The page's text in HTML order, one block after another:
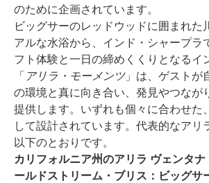
のために企画されています。
ビッグサーのレッドウッドに囲まれた
アルな水浴から、インド・シャープラ
フト体験と一日の締めくくりとなるイ
「 アリラ・モーメンツ」は、ゲストが
の環境と真に向き合い、発見やつなが
提供します。いずれも個々に合わせた
して設計されています。代表的なアリ
以下のとおりです。
カリフォルニア州のアリラ ヴェンタ
ールドストリーム・ブリス：ビッグサ